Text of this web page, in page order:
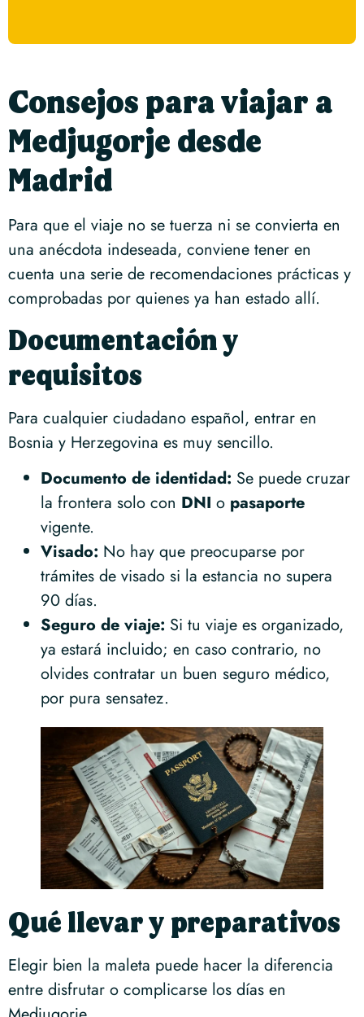
Consejos para viajar a
Medjugorje desde
Madrid
Para que el viaje no se tuerza ni se convierta en
una anécdota indeseada, conviene tener en
cuenta una serie de recomendaciones prácticas y
comprobadas por quienes ya han estado allí.
Documentación y
requisitos
Para cualquier ciudadano español, entrar en
Bosnia y Herzegovina es muy sencillo.
Documento de identidad: Se puede cruzar
la frontera solo con DNI o pasaporte
vigente.
Visado: No hay que preocuparse por
trámites de visado si la estancia no supera
90 días.
Seguro de viaje: Si tu viaje es organizado,
ya estará incluido; en caso contrario, no
olvides contratar un buen seguro médico,
por pura sensatez.
Qué llevar y preparativos
Elegir bien la maleta puede hacer la diferencia
entre disfrutar o complicarse los días en